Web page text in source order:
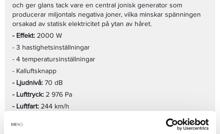
och ger glans tack vare en central jonisk generator som
producerar miljontals negativa joner, vilka minskar spänningen
orsakad av statisk elektricitet på ytan av håret.
- Effekt: 2000 W
- 3 hastighetsinställningar
- 4 temperatursinställningar
- Kalluftsknapp
- Ljudnivå: 70 dB
- Lufttryck: 2 976 Pa
- Luftfart: 244 km/h